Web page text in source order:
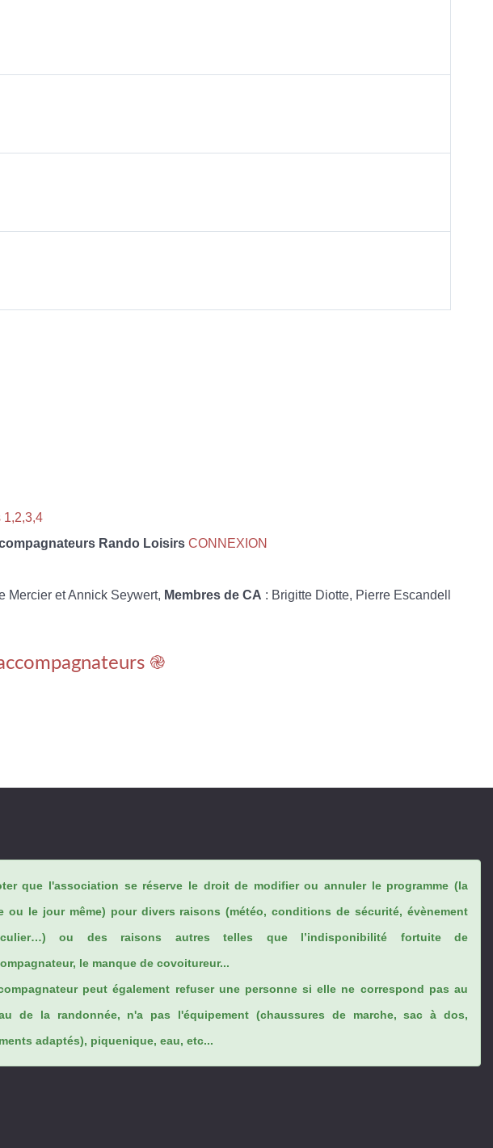
1,2,3,4
Rando Loisirs CONNEXION
Mercier et Annick Seywert, Membres de CA : Brigitte Diotte, Pierre Escandell
֎
que l'association se réserve le droit de modifier ou annuler le programme (la
ou le jour même) pour divers raisons (météo, conditions de sécurité, évènement
ou des raisons autres telles que l’indisponibilité fortuite de
le manque de covoitureur...
peut également refuser une personne si elle ne correspond pas au
de la randonnée, n'a pas l'équipement (chaussures de marche, sac à dos,
adaptés), piquenique, eau, etc...